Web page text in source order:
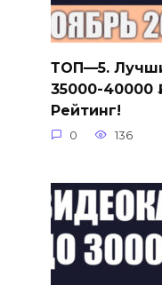
ТОП—5.
35000-40000
Рейтинг!
0 136